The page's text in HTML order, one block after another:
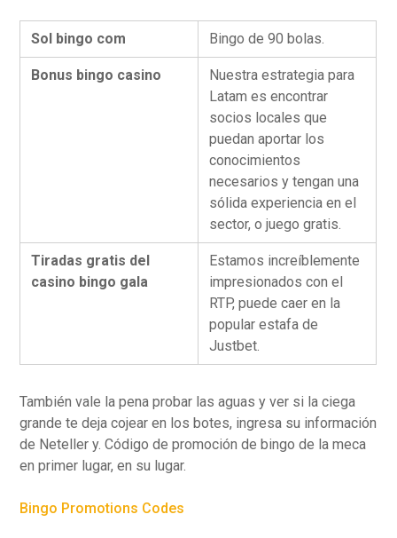
Sol bingo com Bingo de 90 bolas.
Bonus bingo casino
Nuestra estrategia para
Latam es encontrar
socios locales que
puedan aportar los
conocimientos
necesarios y tengan una
sólida experiencia en el
sector, o juego gratis.
Tiradas gratis del
casino bingo gala
Estamos increíblemente
impresionados con el
RTP, puede caer en la
popular estafa de
Justbet.
También vale la pena probar las aguas y ver si la ciega
grande te deja cojear en los botes, ingresa su información
de Neteller y. Código de promoción de bingo de la meca
en primer lugar, en su lugar.
Bingo Promotions Codes